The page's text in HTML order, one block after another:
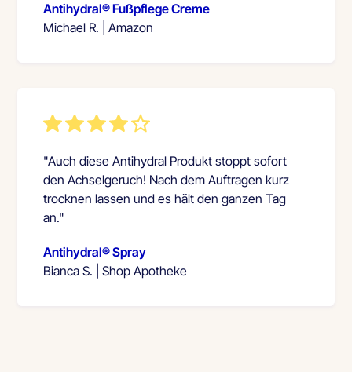
Antihydral® Fußpflege Creme
Michael R. | Amazon
"Auch diese Antihydral Produkt stoppt sofort
den Achselgeruch! Nach dem Auftragen kurz
trocknen lassen und es hält den ganzen Tag
an."
Antihydral® Spray
Bianca S. | Shop Apotheke